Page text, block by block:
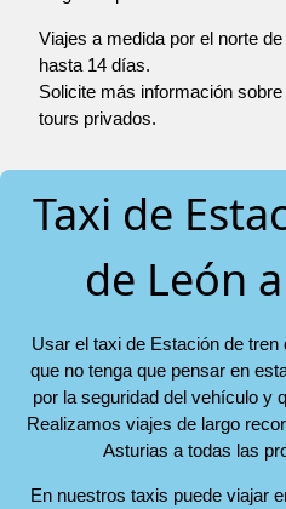
Viajes a medida por el norte
hasta 14 días.
Solicite más información
tours privados.
Taxi de
de León
Usar el taxi de Estación de
que no tenga que pensar en
por la seguridad del vehículo y
Realizamos viajes de largo
Asturias a todas las
En nuestros taxis puede viajar